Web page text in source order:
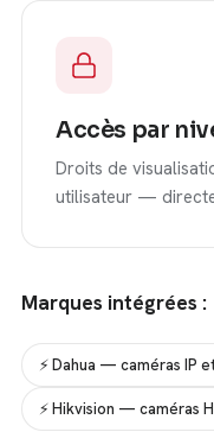
Accès par
Droits de
utilisateur —
Marques intégrées :
⚡ Dahua — caméras IP
⚡ Hikvision — caméras